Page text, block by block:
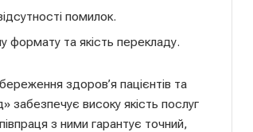
помилок.
формату та якість перекладу.
здоров’я пацієнтів та
високу якість послуг
з ними гарантує точний,